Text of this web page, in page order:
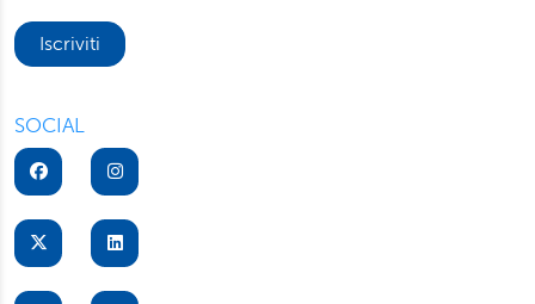
informazioni sul trattamento dei suoi dati visiti la nostra
informativa privacy
Iscriviti
SOCIAL